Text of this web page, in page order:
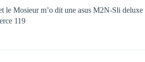
le Mosieur m’o dit une asus M2N-Sli deluxe
119